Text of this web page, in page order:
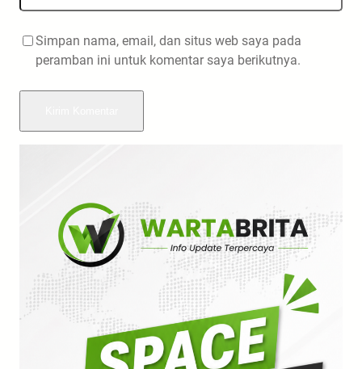
Simpan nama, email, dan situs web saya pada
peramban ini untuk komentar saya berikutnya.